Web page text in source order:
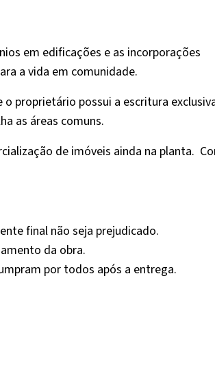
em edificações e as incorporações
a vida em comunidade.
o proprietário possui a escritura
as áreas comuns.
de imóveis ainda na planta.
final não seja prejudicado.
da obra.
por todos após a entrega.